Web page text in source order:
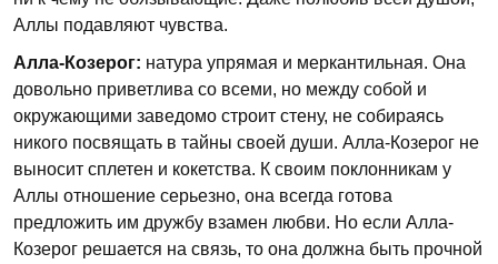
Аллы подавляют чувства.
Алла-Козерог: натура упрямая и меркантильная. Она
довольно приветлива со всеми, но между собой и
окружающими заведомо строит стену, не собираясь
никого посвящать в тайны своей души. Алла-Козерог не
выносит сплетен и кокетства. К своим поклонникам у
Аллы отношение серьезно, она всегда готова
предложить им дружбу взамен любви. Но если Алла-
Козерог решается на связь, то она должна быть прочной